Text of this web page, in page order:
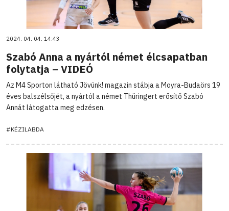
2024. 04. 04. 14:43
Szabó Anna a nyártól német élcsapatban
folytatja – VIDEÓ
Az M4 Sporton látható Jövünk! magazin stábja a Moyra-Budaörs 19
éves balszélsőjét, a nyártól a német Thüringert erősítő Szabó
Annát látogatta meg edzésen.
#KÉZILABDA